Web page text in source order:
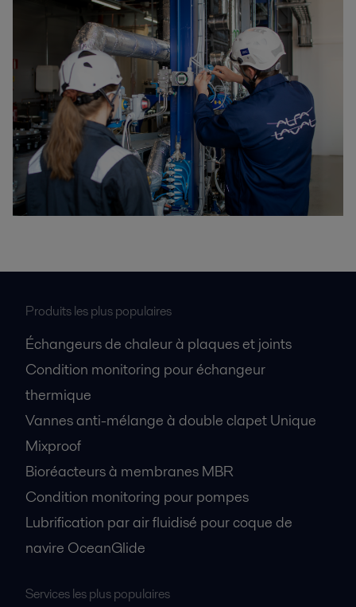
Produits les plus populaires
Échangeurs de chaleur à plaques et joints
Condition monitoring pour échangeur
thermique
Vannes anti-mélange à double clapet Unique
Mixproof
Bioréacteurs à membranes MBR
Condition monitoring pour pompes
Lubrification par air fluidisé pour coque de
navire OceanGlide
Services les plus populaires